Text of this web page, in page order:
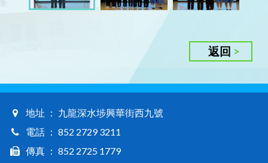
返回
地址 ： 九龍深水埗興華街西九號
電話 ： 852 2729 3211
傳真 ： 852 2725 1779